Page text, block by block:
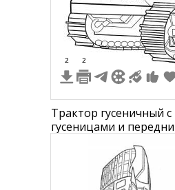
2 2
Трактор гусеничный
гусеницами и